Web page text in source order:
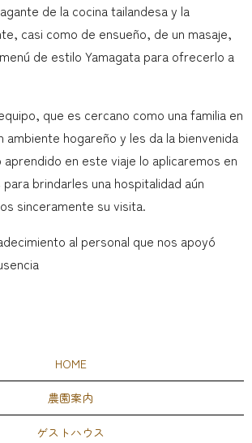
de la cocina tailandesa y la
casi como de ensueño, de un masaje,
de estilo Yamagata para ofrecerlo a
que es cercano como una familia en
ambiente hogareño y les da la bienvenida
en este viaje lo aplicaremos en
brindarles una hospitalidad aún
sinceramente su visita.
al personal que nos apoyó
HOME
農園案内
ゲストハウス